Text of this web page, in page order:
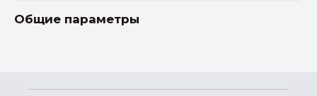
Общие параметры